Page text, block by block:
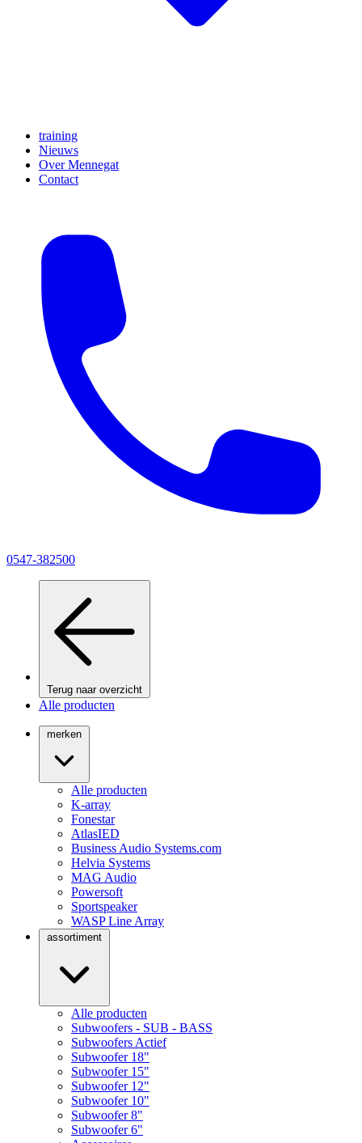
training
Nieuws
Over Mennegat
Contact
0547-382500
Terug naar overzicht
Alle producten
merken
Alle producten
K-array
Fonestar
AtlasIED
Business Audio Systems.com
Helvia Systems
MAG Audio
Powersoft
Sportspeaker
WASP Line Array
assortiment
Alle producten
Subwoofers - SUB - BASS
Subwoofers Actief
Subwoofer 18"
Subwoofer 15"
Subwoofer 12"
Subwoofer 10"
Subwoofer 8"
Subwoofer 6"